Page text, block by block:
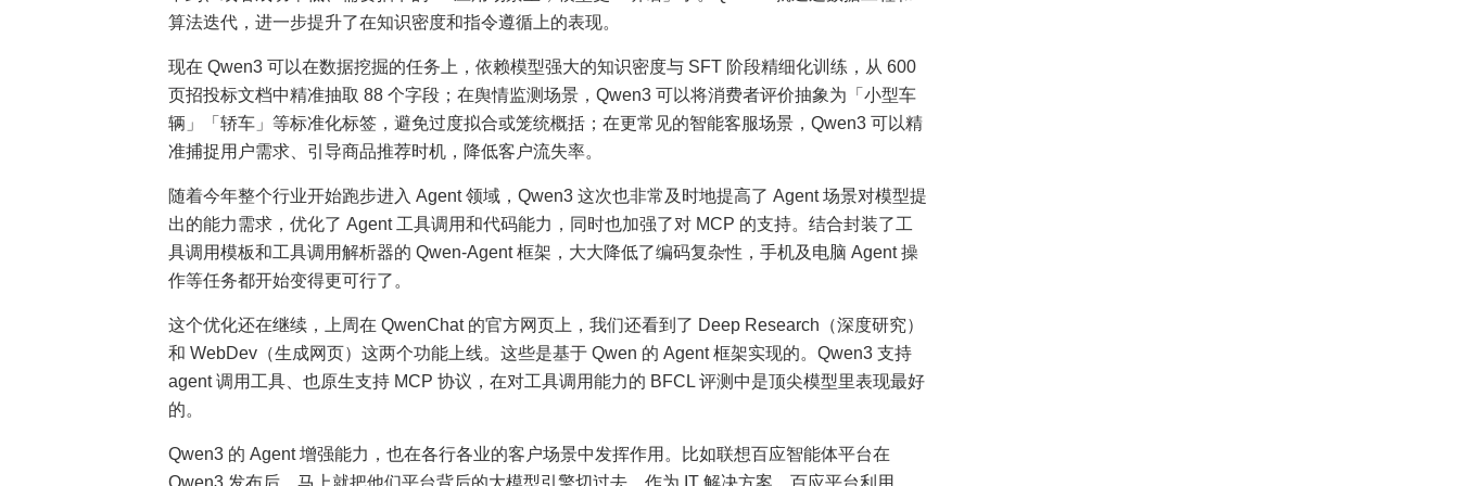
算法迭代，进一步提升了在知识密度和指令遵循上的表现。
现在 Qwen3 可以在数据挖掘的任务上，依赖模型强大的知识密度与 SFT 阶段精细化训练，从 600
页招投标文档中精准抽取 88 个字段；在舆情监测场景，Qwen3 可以将消费者评价抽象为「小型车
辆」「轿车」等标准化标签，避免过度拟合或笼统概括；在更常见的智能客服场景，Qwen3 可以精
准捕捉用户需求、引导商品推荐时机，降低客户流失率。
随着今年整个行业开始跑步进入 Agent 领域，Qwen3 这次也非常及时地提高了 Agent 场景对模型提
出的能力需求，优化了 Agent 工具调用和代码能力，同时也加强了对 MCP 的支持。结合封装了工
具调用模板和工具调用解析器的 Qwen-Agent 框架，大大降低了编码复杂性，手机及电脑 Agent 操
作等任务都开始变得更可行了。
这个优化还在继续，上周在 QwenChat 的官方网页上，我们还看到了 Deep Research（深度研究）
和 WebDev（生成网页）这两个功能上线。这些是基于 Qwen 的 Agent 框架实现的。Qwen3 支持
agent 调用工具、也原生支持 MCP 协议，在对工具调用能力的 BFCL 评测中是顶尖模型里表现最好
的。
Qwen3 的 Agent 增强能力，也在各行各业的客户场景中发挥作用。比如联想百应智能体平台在
Qwen3 发布后，马上就把他们平台背后的大模型引擎切过去。作为 IT 解决方案，百应平台利用